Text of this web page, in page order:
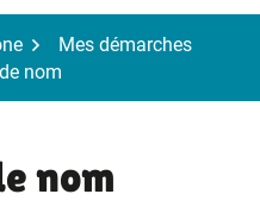
Mes démarches
nom
nom